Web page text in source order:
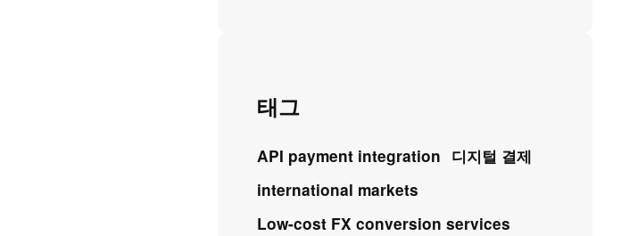
태그
API payment integration 디지털 결제
international markets
Low-cost FX conversion services